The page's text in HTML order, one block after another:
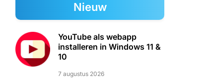
Nieuw
YouTube als webapp
installeren in Windows 11 &
10
7 augustus 2026